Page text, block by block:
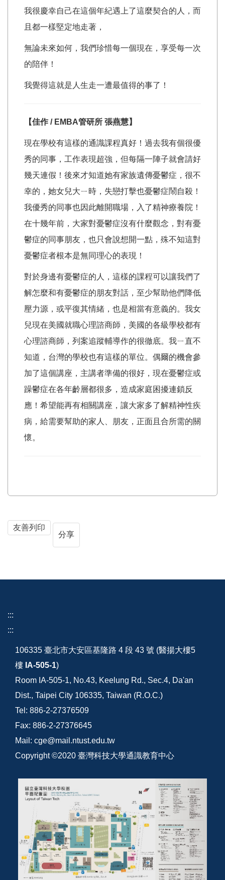
我很慶幸自己在這個年紀遇上了這麼契合的人，而
且都一樣堅定地走著，
無論未來如何，我們珍惜每一個現在，享受每一次
的陪伴！
我覺得這就是人生走一遭最值得的事了！
【佳作 / EMBA管研所 張燕慧】
現在學校有這樣的通識課程真好！過去我有個很優
秀的同事，工作表現超強，但每隔一陣子就會請好
幾天連假！後來才知道她有家族遺傳憂鬱症，很不
幸的，她女兒大ㄧ時，失戀打擊也憂鬱症鬧自殺！
我優秀的同事也因此離開職場，入了精神療養院！
在十幾年前，大家對憂鬱症沒有什麼觀念，對有憂
鬱症的同事朋友，也只會說想開一點，殊不知這對
憂鬱症者根本是無同理心的表現！
對於身邊有憂鬱症的人，這樣的課程可以讓我們了
解怎麼和有憂鬱症的朋友對話，至少幫助他們降低
壓力源，或平復其情緒，也是相當有意義的。 我女
兒現在美國就職心理諮商師，美國的各級學校都有
心理諮商師，列案追蹤輔導作的很徹底。 我ㄧ直不
知道，台灣的學校也有這樣的單位。偶爾的機會參
加了這個講座，主講者準備的很好，現在憂鬱症或
躁鬱症在各年齡層都很多，造成家庭困擾連鎖反
應！希望能再有相關講座，讓大家多了解精神性疾
病，給需要幫助的家人、朋友，正面且合所需的關
懷。
友善列印
分享
:::
:::
106335 臺北市大安區基隆路 4 段 43 號 (醫揚大樓5
樓 IA-505-1)
Room IA-505-1, No.43, Keelung Rd., Sec.4, Da'an
Dist., Taipei City 106335, Taiwan (R.O.C.)
Tel: 886-2-27376509
Fax: 886-2-27376645
Mail: cge@mail.ntust.edu.tw
Copyright ©2020 臺灣科技大學通識教育中心